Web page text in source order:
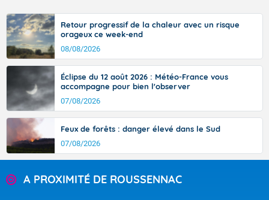
Retour progressif de la chaleur avec un risque
orageux ce week-end
08/08/2026
Éclipse du 12 août 2026 : Météo-France vous
accompagne pour bien l'observer
07/08/2026
Feux de forêts : danger élevé dans le Sud
07/08/2026
A PROXIMITÉ DE ROUSSENNAC